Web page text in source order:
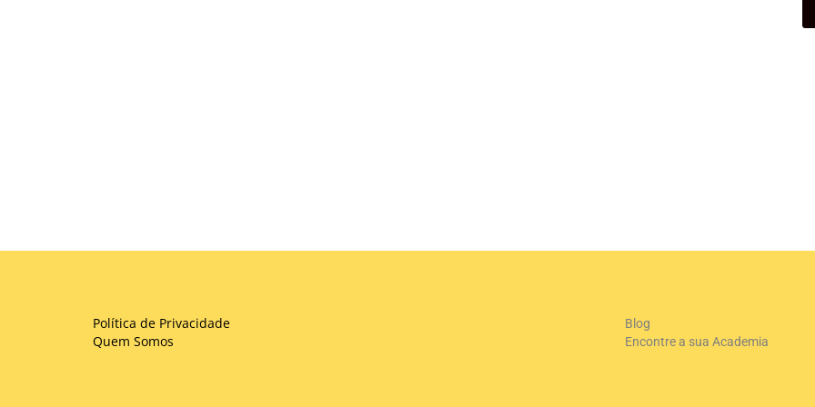
Política de Privacidade
Quem Somos
Blog
Encontre a sua Academia